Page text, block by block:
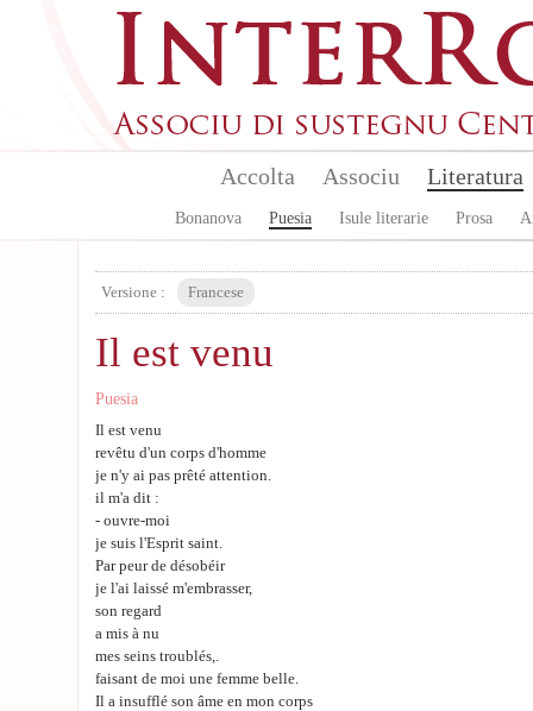
Accolta Associu Literatura
Bonanova Puesia Isule literarie Prosa
Versione : Francese
Il est venu
Puesia
Il est venu
revêtu d'un corps d'homme
je n'y ai pas prêté attention.
il m'a dit :
- ouvre-moi
je suis l'Esprit saint.
Par peur de désobéir
je l'ai laissé m'embrasser,
son regard
a mis à nu
mes seins troublés,.
faisant de moi une femme belle.
Il a insufflé son âme en mon corps